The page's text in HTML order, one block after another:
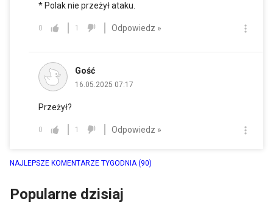
* Polak nie przeżył ataku.
0 1 Odpowiedz »
Gość
16.05.2025 07:17
Przeżył?
0 1 Odpowiedz »
NAJLEPSZE KOMENTARZE TYGODNIA(90)
Popularne dzisiaj